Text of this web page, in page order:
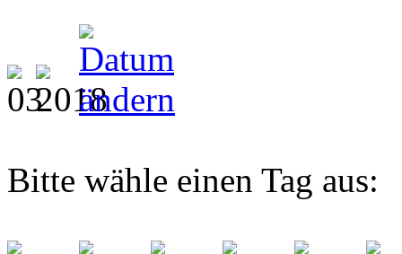
Bitte wähle einen Tag aus: